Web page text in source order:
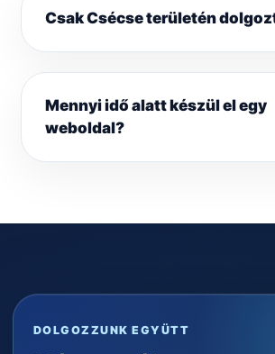
Csak Csécse területén
Mennyi idő alatt készül el egy
weboldal?
DOLGOZZUNK EGYÜTT